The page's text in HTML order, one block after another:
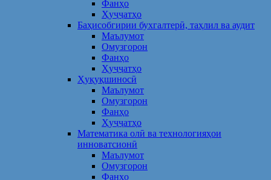
Фанҳо
Ҳуҷҷатҳо
Баҳисобгирии бухгалтерӣ, таҳлил ва аудит
Маълумот
Омузгорон
Фанҳо
Ҳуҷҷатҳо
Ҳуқуқшиносӣ
Маълумот
Омузгорон
Фанҳо
Ҳуҷҷатҳо
Математика олӣ ва технологияҳои
инноватсионӣ
Маълумот
Омузгорон
Фанҳо